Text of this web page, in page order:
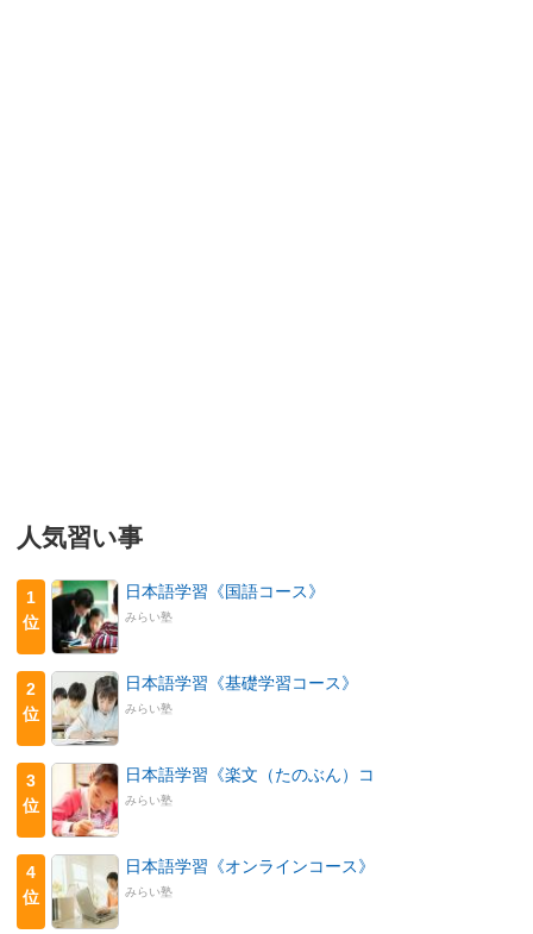
人気習い事
1
位
日本語学習《国語コース》
みらい塾
2
位
日本語学習《基礎学習コース》
みらい塾
3
位
日本語学習《楽文（たのぶん）コ
みらい塾
4
位
日本語学習《オンラインコース》
みらい塾